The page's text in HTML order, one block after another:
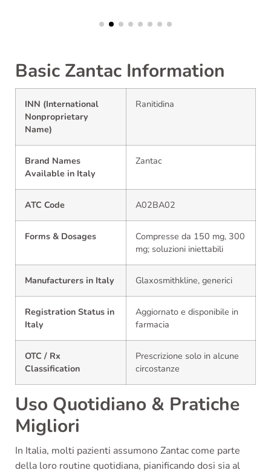
Basic Zantac Information
INN (International
Nonproprietary
Name)
Ranitidina
Brand Names
Available in Italy
Zantac
ATC Code A02BA02
Forms & Dosages
Compresse da 150 mg, 300
mg; soluzioni iniettabili
Manufacturers in Italy Glaxosmithkline, generici
Registration Status in
Italy
Aggiornato e disponibile in
farmacia
OTC / Rx
Classification
Prescrizione solo in alcune
circostanze
Uso Quotidiano & Pratiche
Migliori
In Italia, molti pazienti assumono Zantac come parte
della loro routine quotidiana, pianificando dosi sia al